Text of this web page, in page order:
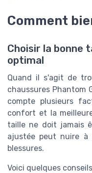
Comment
Choisir la bonne
optimal
Quand il s'agit de
chaussures Phantom
compte plusieurs
confort et la
taille ne doit jamais
ajustée peut nuire à
blessures.
Voici quelques